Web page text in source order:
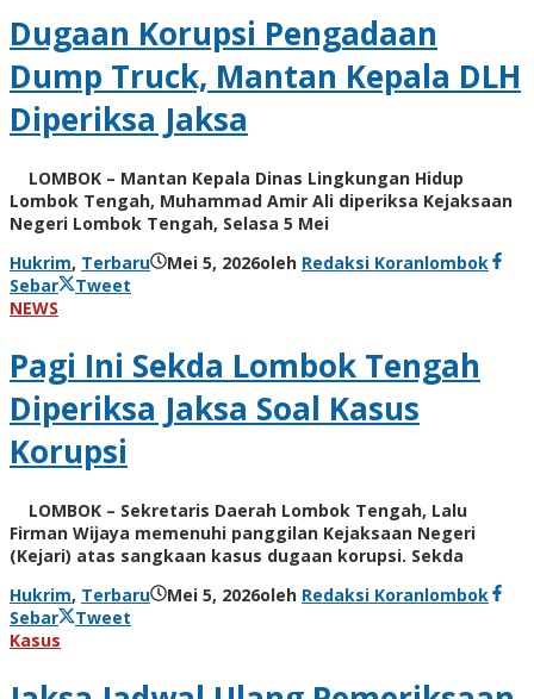
Dugaan Korupsi Pengadaan
Dump Truck, Mantan Kepala DLH
Diperiksa Jaksa
LOMBOK – Mantan Kepala Dinas Lingkungan Hidup
Lombok Tengah, Muhammad Amir Ali diperiksa Kejaksaan
Negeri Lombok Tengah, Selasa 5 Mei
Hukrim, Terbaru Mei 5, 2026oleh Redaksi Koranlombok
Sebar
Tweet
NEWS
Pagi Ini Sekda Lombok Tengah
Diperiksa Jaksa Soal Kasus
Korupsi
LOMBOK – Sekretaris Daerah Lombok Tengah, Lalu
Firman Wijaya memenuhi panggilan Kejaksaan Negeri
(Kejari) atas sangkaan kasus dugaan korupsi. Sekda
Hukrim, Terbaru Mei 5, 2026oleh Redaksi Koranlombok
Sebar
Tweet
Kasus